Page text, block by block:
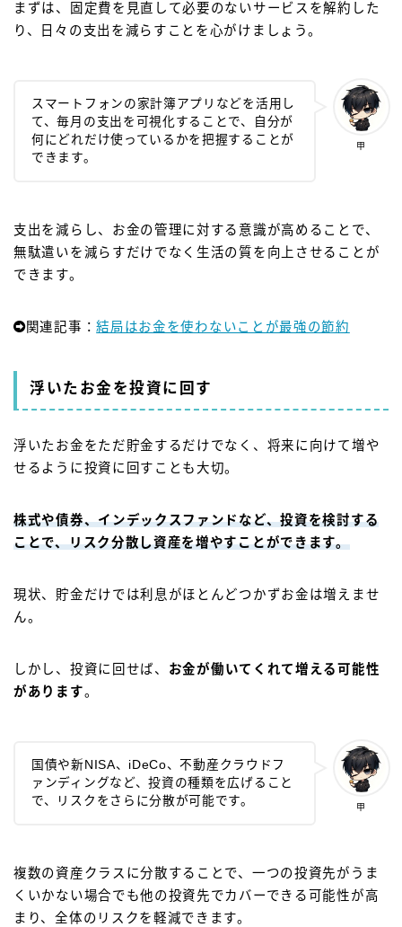
まずは、固定費を見直して必要のないサービスを解約した
り、日々の支出を減らすことを心がけましょう。
甲
スマートフォンの家計簿アプリなどを活用し
て、毎月の支出を可視化することで、自分が
何にどれだけ使っているかを把握することが
できます。
支出を減らし、お金の管理に対する意識が高めることで、
無駄遣いを減らすだけでなく生活の質を向上させることが
できます。
関連記事：結局はお金を使わないことが最強の節約
浮いたお金を投資に回す
浮いたお金をただ貯金するだけでなく、将来に向けて増や
せるように投資に回すことも大切。
株式や債券、インデックスファンドなど、投資を検討する
ことで、リスク分散し資産を増やすことができます。
現状、貯金だけでは利息がほとんどつかずお金は増えませ
ん。
しかし、投資に回せば、 お金が働いてくれて増える可能性
があります。
甲
国債や新NISA、iDeCo、不動産クラウドフ
ァンディングなど、投資の種類を広げること
で、リスクをさらに分散が可能です。
複数の資産クラスに分散することで、一つの投資先がうま
くいかない場合でも他の投資先でカバーできる可能性が高
まり、全体のリスクを軽減できます。